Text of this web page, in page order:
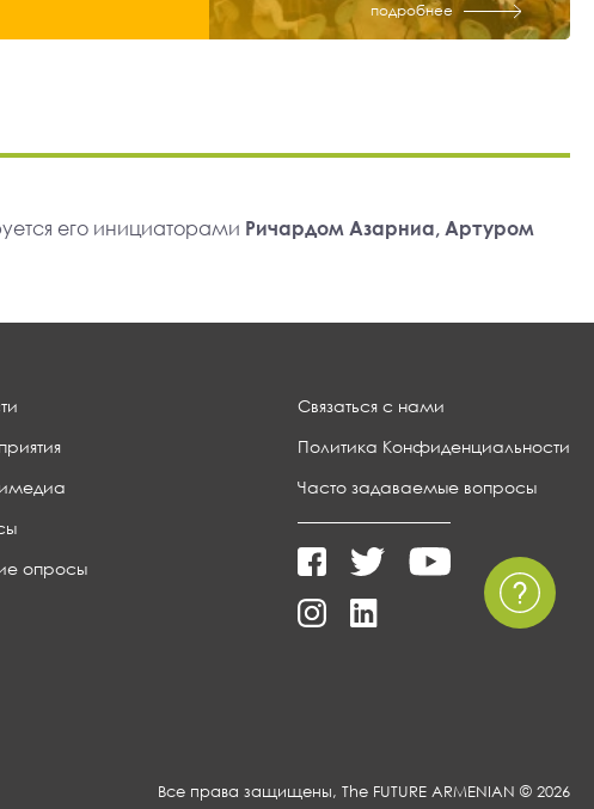
подробнее
его инициаторами Ричардом Азарниа, Артуром
опросы
Связаться с нами
Политика Конфиденциальности
Часто задаваемые вопросы
Все права защищены, The FUTURE ARMENIAN © 2026